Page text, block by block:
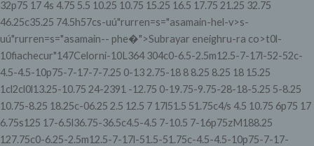
32p75 17 4s 4.75 5.5 10.25 10.75 15.25 16.5 17.75 21.25 32.75
46.25c35.25 74.5h57cs-uú"rurren=s="asamain-hel-v>s-
uú"rurren=s="asamain-- phe�">Subrayar eneighru-ra co>t0l-
10fiachecur"147Celorni-10L364 304c0-6.5-2.5m12.5-7-17l-52-52c-
4.5-4.5-10p75-7-17-7-7.25 0-13 2.75-18 8 8.25 8.25 18 15.25
1cl2cl0l13.25-10.75 24-2391 -12.75 0-19.75-9.75-28-18-5.25 5-8.25
10.75-8.25 18.25c-06.25 2.5 12.5 7 17l51.5 51.75c4/s 4.5 10.75 6p75 17
6.75s125 17-6.5l36.75-36.5c4.5-4.5 7-10.5 7-16p75zM188.25
127.75c0-6.25-2.5m12.5-7-17l-51.5-51.75c-4.5-4.5-10p75-7-17-